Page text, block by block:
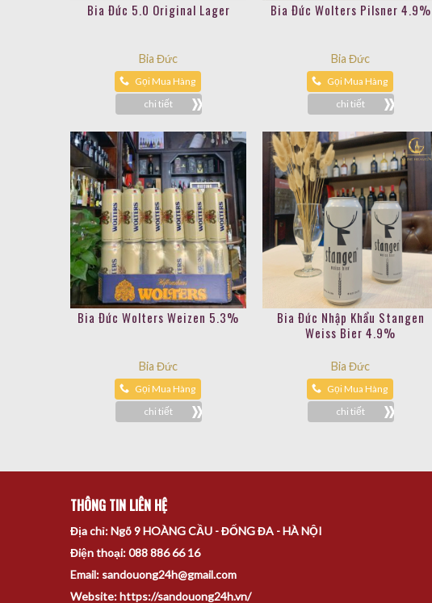
Bia Đức 5.0 Original Lager
Bia Đức
Gọi Mua Hàng
chi tiết
Bia Đức Wolters Pilsner 4.9%
Bia Đức
Gọi Mua Hàng
chi tiết
Bia Đức Wolters Weizen 5.3%
Bia Đức
Gọi Mua Hàng
chi tiết
Bia Đức Nhập Khẩu Stangen
Weiss Bier 4.9%
Bia Đức
Gọi Mua Hàng
chi tiết
THÔNG TIN LIÊN HỆ
Địa chỉ: Ngõ 9 HOÀNG CẦU - ĐỐNG ĐA - HÀ NỘI
Điện thoại: 088 886 66 16
Email: sandouong24h@gmail.com
Website: https://sandouong24h.vn/